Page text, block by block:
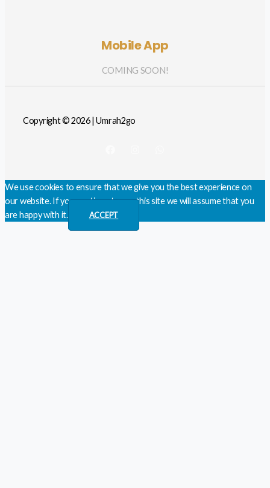
Mobile App
COMING SOON!
Copyright © 2026 | Umrah2go
We use cookies to ensure that we give you the best experience on
our website. If you continue to use this site we will assume that you
are happy with it.
ACCEPT